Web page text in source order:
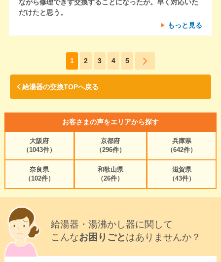
ながら修理できず交換することになったが。早く対応いた
だけたと思う。
もっと見る
1 2 3 4 5
給湯器の交換TOPへ戻る
お客さまの声をエリアから探す
大阪府
（1043件）
京都府
（296件）
兵庫県
（642件）
奈良県
（102件）
和歌山県
（26件）
滋賀県
（43件）
給湯器・湯沸かし器に関して
こんなお困りごとはありませんか？